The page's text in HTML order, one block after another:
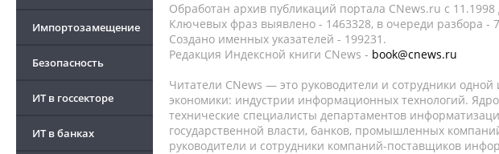
Импортозамещение
Безопасность
ИТ в госсекторе
ИТ в банках
Обработан архив публикаций портала CNews.ru c 11.1998
Ключевых фраз выявлено - 1463328, в очереди разбора -
Создано именных указателей - 199231.
Редакция Индексной книги CNews - book@cnews.ru
Читатели CNews — это руководители и сотрудники
экономики: индустрии информационных технологий.
технические специалисты департаментов
государственной власти, банков, промышленных
руководители и сотрудники компаний-поставщиков